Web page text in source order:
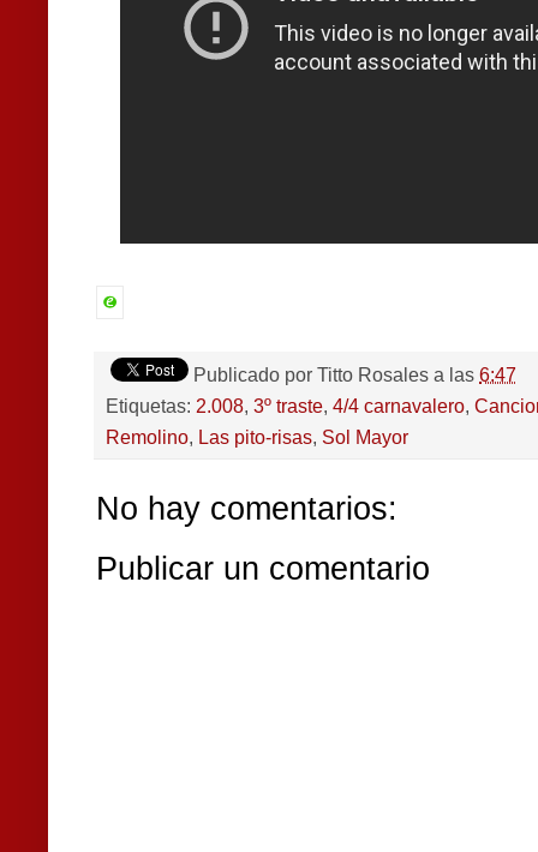
Publicado por Titto Rosales a las 6:47
Etiquetas: 2.008, 3º traste, 4/4 carnavalero,
Remolino, Las pito-risas, Sol Mayor
No hay comentarios:
Publicar un comentario